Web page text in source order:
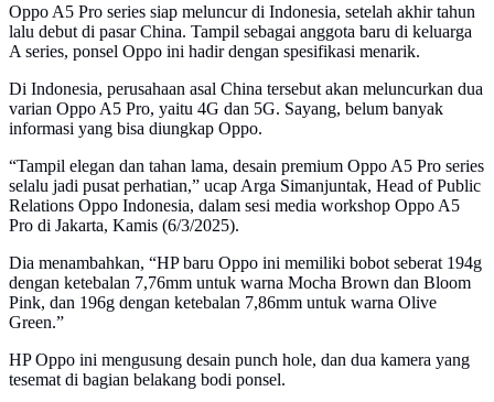
Oppo A5 Pro series siap meluncur di Indonesia, setelah akhir tahun
lalu debut di pasar China. Tampil sebagai anggota baru di keluarga
A series, ponsel Oppo ini hadir dengan spesifikasi menarik.
Di Indonesia, perusahaan asal China tersebut akan meluncurkan dua
varian Oppo A5 Pro, yaitu 4G dan 5G. Sayang, belum banyak
informasi yang bisa diungkap Oppo.
“Tampil elegan dan tahan lama, desain premium Oppo A5 Pro series
selalu jadi pusat perhatian,” ucap Arga Simanjuntak, Head of Public
Relations Oppo Indonesia, dalam sesi media workshop Oppo A5
Pro di Jakarta, Kamis (6/3/2025).
Dia menambahkan, “HP baru Oppo ini memiliki bobot seberat 194g
dengan ketebalan 7,76mm untuk warna Mocha Brown dan Bloom
Pink, dan 196g dengan ketebalan 7,86mm untuk warna Olive
Green.”
HP Oppo ini mengusung desain punch hole, dan dua kamera yang
tesemat di bagian belakang bodi ponsel.